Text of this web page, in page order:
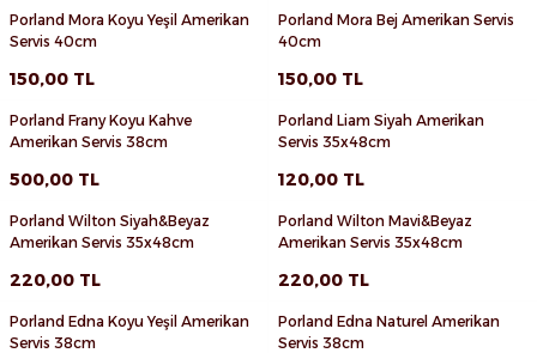
Favorilere Ekle
Porland Mora Koyu Yeşil Amerikan
Servis 40cm
150,00 TL
Favorilere Ekle
Porland Mora Bej Amerikan Servis
40cm
150,00TL
Favorilere Ekle
Porland Frany Koyu Kahve
Amerikan Servis 38cm
500,00 TL
Favorilere Ekle
Porland Liam Siyah Amerikan
Servis 35x48cm
120,00TL
Favorilere Ekle
Porland Wilton Siyah&Beyaz
Amerikan Servis 35x48cm
220,00 TL
Favorilere Ekle
Porland Wilton Mavi&Beyaz
Amerikan Servis 35x48cm
220,00TL
Favorilere Ekle
Porland Edna Koyu Yeşil Amerikan
Servis 38cm
Favorilere Ekle
Porland Edna Naturel Amerikan
Servis 38cm